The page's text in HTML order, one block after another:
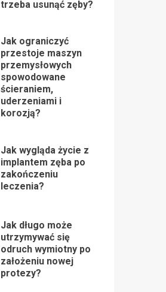
trzeba usunąć zęby?
Jak ograniczyć
przestoje maszyn
przemysłowych
spowodowane
ścieraniem,
uderzeniami i
korozją?
Jak wygląda życie z
implantem zęba po
zakończeniu
leczenia?
Jak długo może
utrzymywać się
odruch wymiotny po
założeniu nowej
protezy?